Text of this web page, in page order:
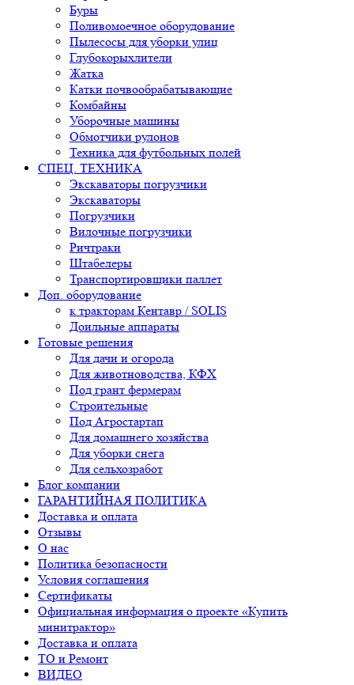
Буры
Поливомоечное оборудование
Пылесосы для уборки улиц
Глубокорыхлители
Жатка
Катки почвообрабатывающие
Комбайны
Уборочные машины
Обмотчики рулонов
Техника для футбольных полей
СПЕЦ. ТЕХНИКА
Экскаваторы погрузчики
Экскаваторы
Погрузчики
Вилочные погрузчики
Ричтраки
Штабелеры
Транспортировщики паллет
Доп. оборудование
к тракторам Кентавр / SOLIS
Доильные аппараты
Готовые решения
Для дачи и огорода
Для животноводства, КФХ
Под грант фермерам
Строительные
Под Агростартап
Для домашнего хозяйства
Для уборки снега
Для сельхозработ
Блог компании
ГАРАНТИЙНАЯ ПОЛИТИКА
Доставка и оплата
Отзывы
О нас
Политика безопасности
Условия соглашения
Сертификаты
Официальная информация о проекте «Купить
минитрактор»
Доставка и оплата
ТО и Ремонт
ВИДЕО